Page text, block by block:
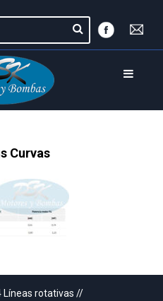
Curvas
Líneas rotativas //